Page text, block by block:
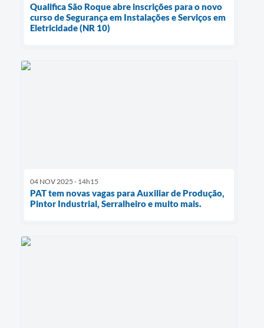
Qualifica São Roque abre inscrições para o novo
curso de Segurança em Instalações e Serviços em
Eletricidade (NR 10)
04 NOV 2025 - 14h15
PAT tem novas vagas para Auxiliar de Produção,
Pintor Industrial, Serralheiro e muito mais.